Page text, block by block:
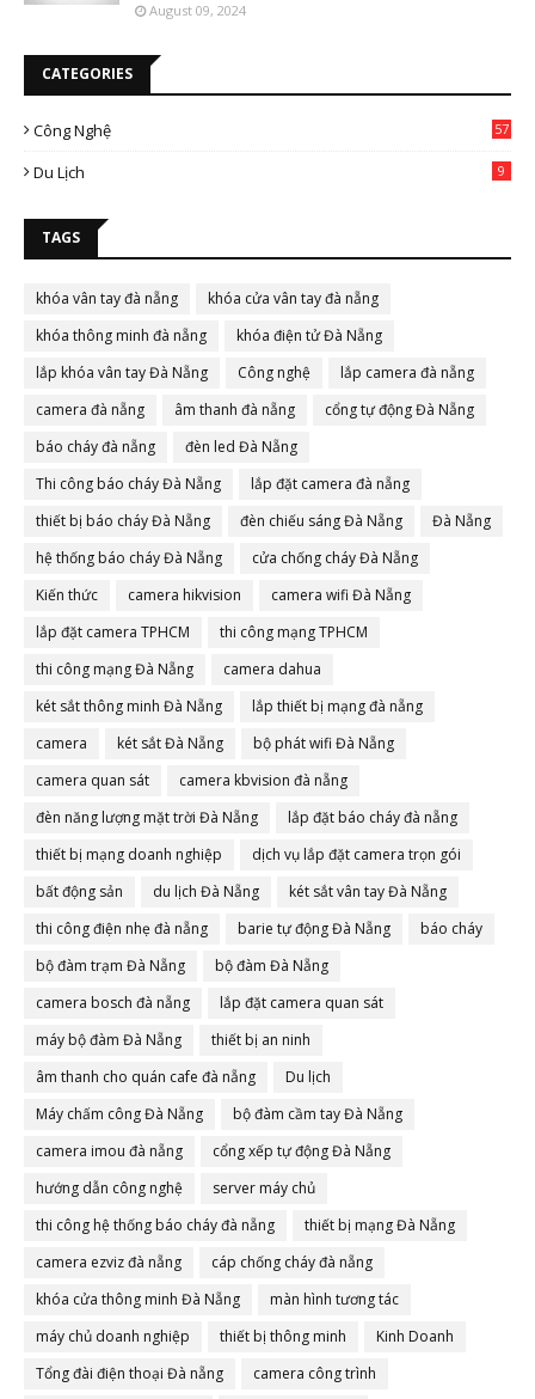
August 09, 2024
CATEGORIES
Công Nghệ 57
Du Lịch 9
TAGS
khóa vân tay đà nẵng
khóa cửa vân tay đà nẵng
khóa thông minh đà nẵng
khóa điện tử Đà Nẵng
lắp khóa vân tay Đà Nẵng
Công nghệ
lắp camera đà nẵng
camera đà nẵng
âm thanh đà nẵng
cổng tự động Đà Nẵng
báo cháy đà nẵng
đèn led Đà Nẵng
Thi công báo cháy Đà Nẵng
lắp đặt camera đà nẵng
thiết bị báo cháy Đà Nẵng
đèn chiếu sáng Đà Nẵng
Đà Nẵng
hệ thống báo cháy Đà Nẵng
cửa chống cháy Đà Nẵng
Kiến thức
camera hikvision
camera wifi Đà Nẵng
lắp đặt camera TPHCM
thi công mạng TPHCM
thi công mạng Đà Nẵng
camera dahua
két sắt thông minh Đà Nẵng
lắp thiết bị mạng đà nẵng
camera
két sắt Đà Nẵng
bộ phát wifi Đà Nẵng
camera quan sát
camera kbvision đà nẵng
đèn năng lượng mặt trời Đà Nẵng
lắp đặt báo cháy đà nẵng
thiết bị mạng doanh nghiệp
dịch vụ lắp đặt camera trọn gói
bất động sản
du lịch Đà Nẵng
két sắt vân tay Đà Nẵng
thi công điện nhẹ đà nẵng
barie tự động Đà Nẵng
báo cháy
bộ đàm trạm Đà Nẵng
bộ đàm Đà Nẵng
camera bosch đà nẵng
lắp đặt camera quan sát
máy bộ đàm Đà Nẵng
thiết bị an ninh
âm thanh cho quán cafe đà nẵng
Du lịch
Máy chấm công Đà Nẵng
bộ đàm cầm tay Đà Nẵng
camera imou đà nẵng
cổng xếp tự động Đà Nẵng
hướng dẫn công nghệ
server máy chủ
thi công hệ thống báo cháy đà nẵng
thiết bị mạng Đà Nẵng
camera ezviz đà nẵng
cáp chống cháy đà nẵng
khóa cửa thông minh Đà Nẵng
màn hình tương tác
máy chủ doanh nghiệp
thiết bị thông minh
Kinh Doanh
Tổng đài điện thoại Đà nẵng
camera công trình